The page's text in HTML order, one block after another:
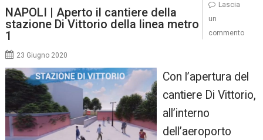
NAPOLI | Aperto il cantiere della
stazione Di Vittorio della linea metro
1
23 Giugno 2020
Con l’apertura del
cantiere Di Vittorio,
all’interno
dell’aeroporto
Lascia
un
commento